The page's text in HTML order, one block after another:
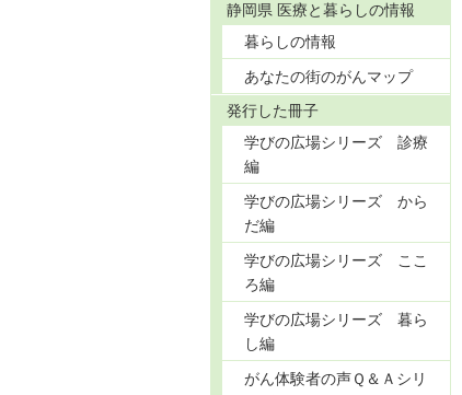
静岡県 医療と暮らしの情報
暮らしの情報
あなたの街のがんマップ
発行した冊子
学びの広場シリーズ 診療
編
学びの広場シリーズ から
だ編
学びの広場シリーズ ここ
ろ編
学びの広場シリーズ 暮ら
し編
がん体験者の声Ｑ＆Ａシリ